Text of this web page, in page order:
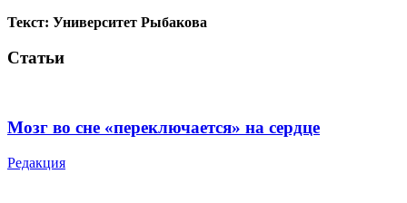
Текст: Университет Рыбакова
Статьи
Мозг во сне «переключается» на сердце
Редакция